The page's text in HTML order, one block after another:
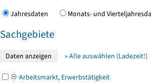
Jahresdaten Monats- und
Sachgebiete
» Alle auswählen (Ladezeit!)
Arbeitsmarkt, Erwerbstätigkeit